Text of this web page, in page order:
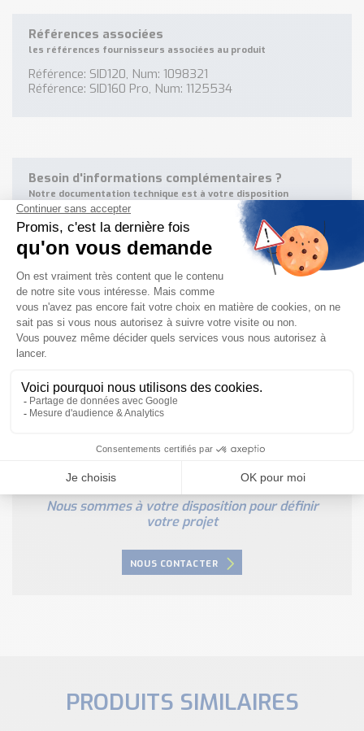
Références associées
les références fournisseurs associées au produit
Référence: SID120, Num: 1098321
Référence: SID160 Pro, Num: 1125534
Besoin d'informations complémentaires ?
Notre documentation technique est à votre disposition
NOUS CONTACTER
Besoin d'aide pour choisir votre
Nous sommes à votre disposition pour définir
votre projet
NOUS CONTACTER
PRODUITS SIMILAIRES